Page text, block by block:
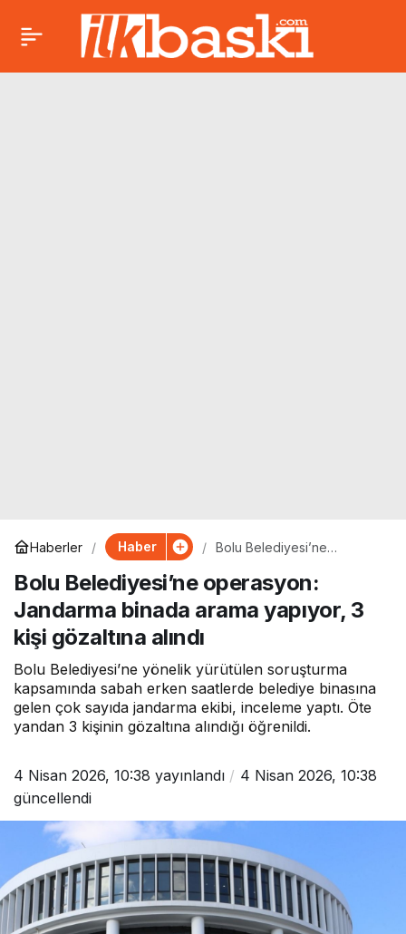
Haberler Haber
Bolu Belediyesi’ne
binada arama yapıyor, 3 kişi
gözaltına alındı
Bolu Belediyesi’ne operasyon:
Jandarma binada arama yapıyor, 3
kişi gözaltına alındı
Bolu Belediyesi’ne yönelik yürütülen soruşturma
kapsamında sabah erken saatlerde belediye binasına
gelen çok sayıda jandarma ekibi, inceleme yaptı. Öte
yandan 3 kişinin gözaltına alındığı öğrenildi.
4 Nisan 2026, 10:38 yayınlandı
4 Nisan 2026, 10:38
güncellendi
Van’da korkutan
deprem: İçişleri